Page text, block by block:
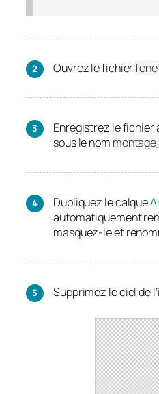
Ouvrez le fichier
Enregistrez le fichier
sous le nom
Dupliquez le calque
automatiquement
masquez-le et
Supprimez le ciel de